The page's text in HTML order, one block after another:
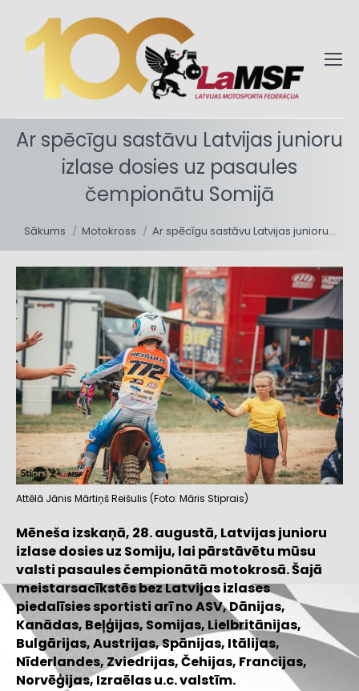
Ar spēcīgu sastāvu Latvijas junioru
izlase dosies uz pasaules
čempionātu Somijā
Sākums Motokross Ar spēcīgu sastāvu Latvijas junioru…
Attēlā Jānis Mārtiņš Reišulis (Foto: Māris Stiprais)
Mēneša izskaņā, 28. augustā, Latvijas junioru
izlase dosies uz Somiju, lai pārstāvētu mūsu
valsti pasaules čempionātā motokrosā. Šajā
meistarsacīkstēs bez Latvijas izlases
piedalīsies sportisti arī no ASV, Dānijas,
Kanādas, Beļģijas, Somijas, Lielbritānijas,
Bulgārijas, Austrijas, Spānijas, Itālijas,
Nīderlandes, Zviedrijas, Čehijas, Francijas,
Norvēģijas, Izraēlas u.c. valstīm.